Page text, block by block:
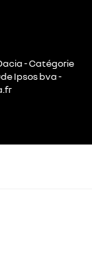
- Catégorie
Ipsos bva -